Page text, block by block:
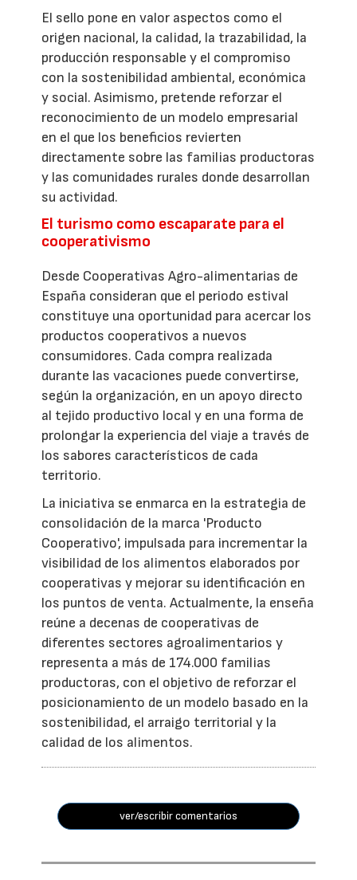
El sello pone en valor aspectos como el
origen nacional, la calidad, la trazabilidad, la
producción responsable y el compromiso
con la sostenibilidad ambiental, económica
y social. Asimismo, pretende reforzar el
reconocimiento de un modelo empresarial
en el que los beneficios revierten
directamente sobre las familias productoras
y las comunidades rurales donde desarrollan
su actividad.
El turismo como escaparate para el
cooperativismo
Desde Cooperativas Agro-alimentarias de
España consideran que el periodo estival
constituye una oportunidad para acercar los
productos cooperativos a nuevos
consumidores. Cada compra realizada
durante las vacaciones puede convertirse,
según la organización, en un apoyo directo
al tejido productivo local y en una forma de
prolongar la experiencia del viaje a través de
los sabores característicos de cada
territorio.
La iniciativa se enmarca en la estrategia de
consolidación de la marca 'Producto
Cooperativo', impulsada para incrementar la
visibilidad de los alimentos elaborados por
cooperativas y mejorar su identificación en
los puntos de venta. Actualmente, la enseña
reúne a decenas de cooperativas de
diferentes sectores agroalimentarios y
representa a más de 174.000 familias
productoras, con el objetivo de reforzar el
posicionamiento de un modelo basado en la
sostenibilidad, el arraigo territorial y la
calidad de los alimentos.
ver/escribir comentarios